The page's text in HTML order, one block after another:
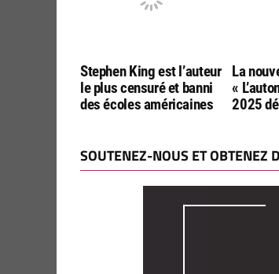
Stephen King est l’auteur
le plus censuré et banni
des écoles américaines
La
«
2025
SOUTENEZ-NOUS ET OBTENEZ